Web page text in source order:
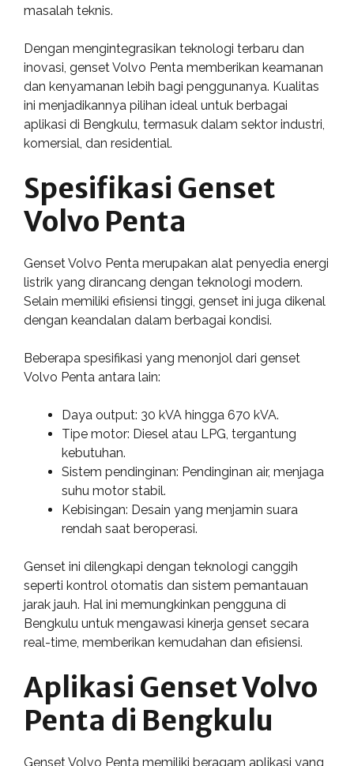
masalah teknis.
Dengan mengintegrasikan teknologi terbaru dan
inovasi, genset Volvo Penta memberikan keamanan
dan kenyamanan lebih bagi penggunanya. Kualitas
ini menjadikannya pilihan ideal untuk berbagai
aplikasi di Bengkulu, termasuk dalam sektor industri,
komersial, dan residential.
Spesifikasi Genset
Volvo Penta
Genset Volvo Penta merupakan alat penyedia energi
listrik yang dirancang dengan teknologi modern.
Selain memiliki efisiensi tinggi, genset ini juga dikenal
dengan keandalan dalam berbagai kondisi.
Beberapa spesifikasi yang menonjol dari genset
Volvo Penta antara lain:
Daya output: 30 kVA hingga 670 kVA.
Tipe motor: Diesel atau LPG, tergantung
kebutuhan.
Sistem pendinginan: Pendinginan air, menjaga
suhu motor stabil.
Kebisingan: Desain yang menjamin suara
rendah saat beroperasi.
Genset ini dilengkapi dengan teknologi canggih
seperti kontrol otomatis dan sistem pemantauan
jarak jauh. Hal ini memungkinkan pengguna di
Bengkulu untuk mengawasi kinerja genset secara
real-time, memberikan kemudahan dan efisiensi.
Aplikasi Genset Volvo
Penta di Bengkulu
Genset Volvo Penta memiliki beragam aplikasi yang